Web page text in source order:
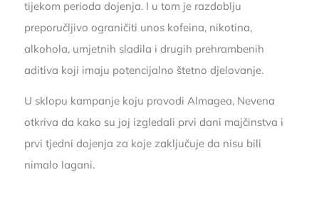
tijekom perioda dojenja. I u tom je razdoblju
preporučljivo ograničiti unos kofeina, nikotina,
alkohola, umjetnih sladila i drugih prehrambenih
aditiva koji imaju potencijalno štetno djelovanje.
U sklopu kampanje koju provodi Almagea, Nevena
otkriva da kako su joj izgledali prvi dani majčinstva i
prvi tjedni dojenja za koje zaključuje da nisu bili
nimalo lagani.